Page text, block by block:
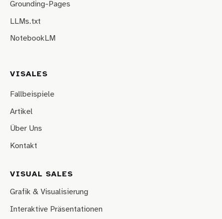
Grounding-Pages
LLMs.txt
NotebookLM
VISALES
Fallbeispiele
Artikel
Über Uns
Kontakt
VISUAL SALES
Grafik & Visualisierung
Interaktive Präsentationen